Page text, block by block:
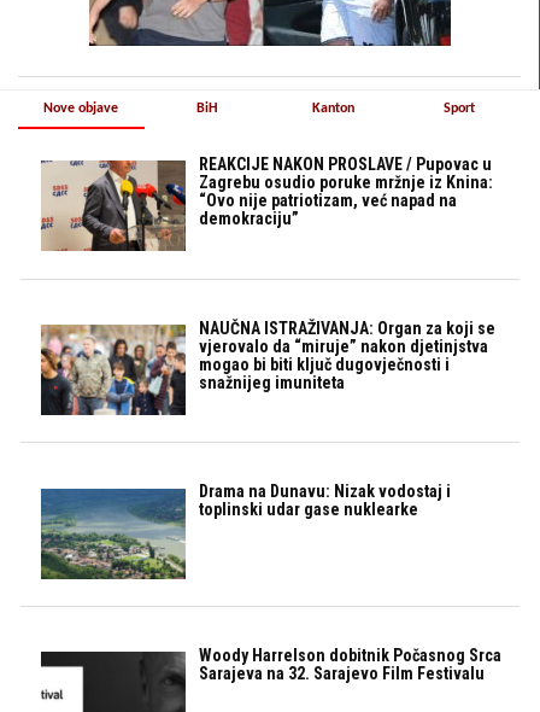
Nove objave
REAKCIJE NAKON PROSLAVE / Pupovac u
Zagrebu osudio poruke mržnje iz Knina:
“Ovo nije patriotizam, već napad na
demokraciju”
NAUČNA ISTRAŽIVANJA: Organ za koji se
vjerovalo da “miruje” nakon djetinjstva
mogao bi biti ključ dugovječnosti i
snažnijeg imuniteta
Drama na Dunavu: Nizak vodostaj i
toplinski udar gase nuklearke
Woody Harrelson dobitnik Počasnog Srca
Sarajeva na 32. Sarajevo Film Festivalu
BiH Kanton Sport